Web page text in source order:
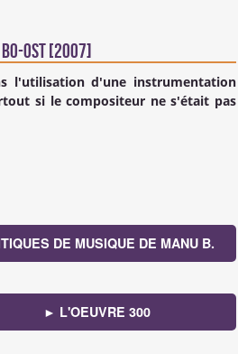
OST [2007]
l'utilisation d'une instrumentation
si le compositeur ne s'était pas
DE MUSIQUE DE MANU B.
► L'OEUVRE 300